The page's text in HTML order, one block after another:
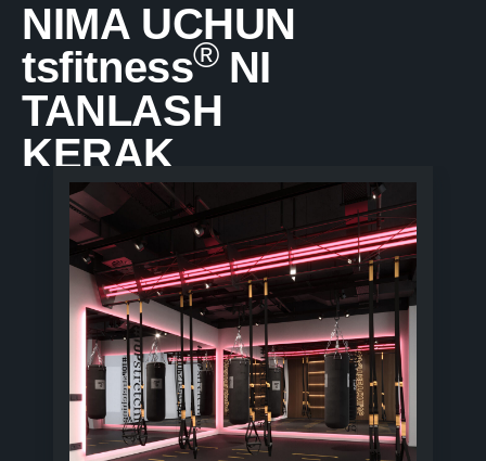
NIMA UCHUN
tsfitness® NI
TANLASH
KERAK